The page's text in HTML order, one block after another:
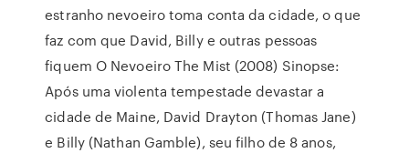
estranho nevoeiro toma conta da cidade, o que
faz com que David, Billy e outras pessoas
fiquem O Nevoeiro The Mist (2008) Sinopse:
Após uma violenta tempestade devastar a
cidade de Maine, David Drayton (Thomas Jane)
e Billy (Nathan Gamble), seu filho de 8 anos,